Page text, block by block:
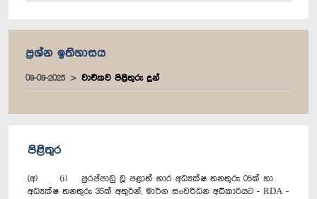
ප්‍රශ්න ඉතිහාසය
09-09-2025 වාචිකව පිළිතුරු දුන්
පිළිතුර
(අ) (i) පුරප්පාඩු වූ පළාත් භාර අධ්‍යක්ෂ තනතුරු 05ක් හා
අධ්‍යක්ෂ තනතුරු 35ක් අතුරින්, මාර්ග සංවර්ධන අධිකාරියට - RDA -